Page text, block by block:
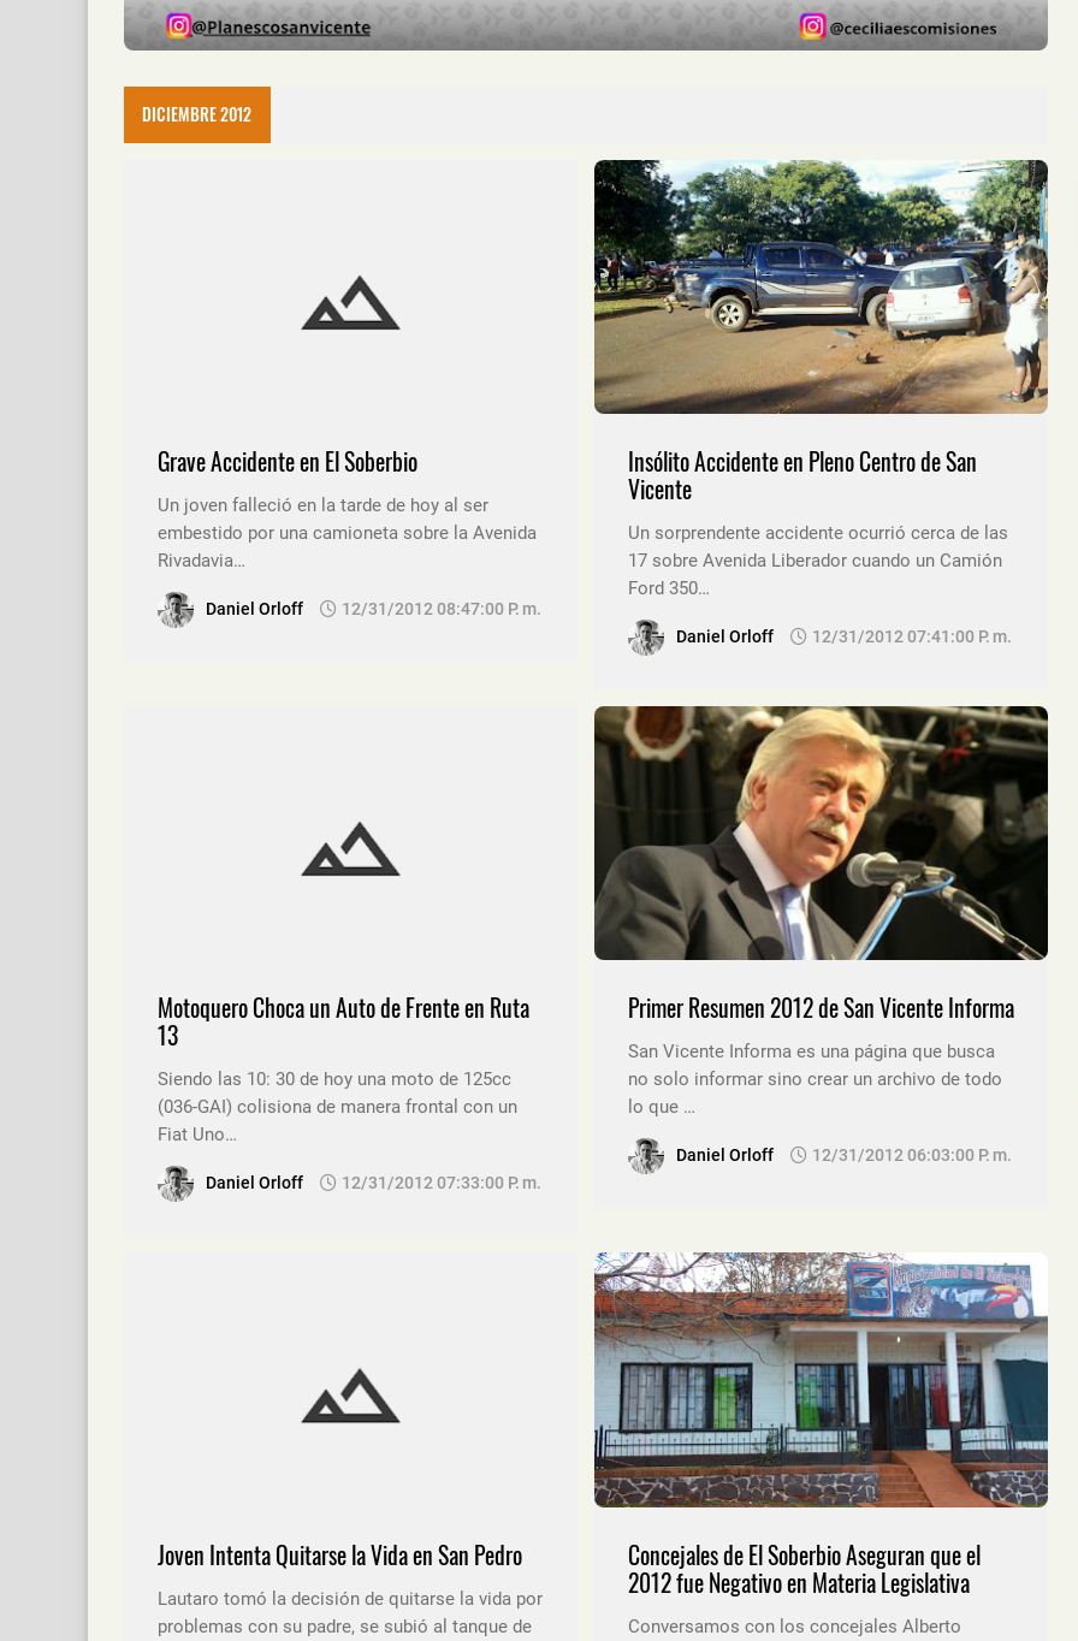
DICIEMBRE 2012
Grave Accidente en El Soberbio
Un joven falleció en la tarde de hoy al ser
embestido por una camioneta sobre la Avenida
Rivadavia…
Daniel Orloff 12/31/2012 08:47:00 P. M.
Insólito Accidente en Pleno Centro de San
Vicente
Un sorprendente accidente ocurrió cerca de las
17 sobre Avenida Liberador cuando un Camión
Ford 350…
Daniel Orloff 12/31/2012 07:41:00 P. M.
Motoquero Choca un Auto de Frente en Ruta
13
Siendo las 10: 30 de hoy una moto de 125cc
(036-GAI) colisiona de manera frontal con un
Fiat Uno…
Daniel Orloff 12/31/2012 07:33:00 P. M.
Primer Resumen 2012 de San Vicente Informa
San Vicente Informa es una página que busca
no solo informar sino crear un archivo de todo
lo que …
Daniel Orloff 12/31/2012 06:03:00 P. M.
Joven Intenta Quitarse la Vida en San Pedro
Lautaro tomó la decisión de quitarse la vida por
problemas con su padre, se subió al tanque de
Concejales de El Soberbio Aseguran que el
2012 fue Negativo en Materia Legislativa
Conversamos con los concejales Alberto